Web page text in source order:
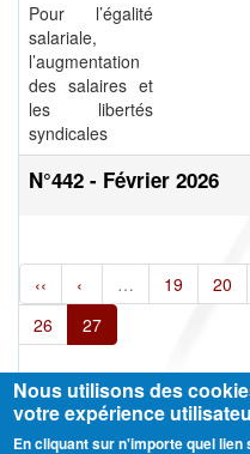
Pour l’égalité
salariale,
l’augmentation
des salaires et
les libertés
syndicales
N°442 - Février 2026
‹‹ ‹ … 19 20
26
27
Nous utilisons des
votre expérience
En cliquant sur n'importe quel